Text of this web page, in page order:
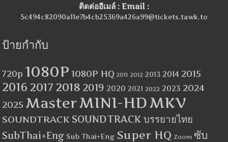
ติดต่ออีเมล์ : Email :
5c494c82090a11e7b4cb25369a426a99@tickets.tawk.to
ป้ายกำกับ
720p 1080P 1080P HQ 2011 2012 2013 2014 2015
2016 2017 2018 2019 2020 2021 2022 2023 2024
2025 MasterMINI-HDMKV
SOUNDTRACK SOUNDTRACK บรรยายไทย
SubThai+Eng Sub Thai+Eng Super HQ Zoom ซับ